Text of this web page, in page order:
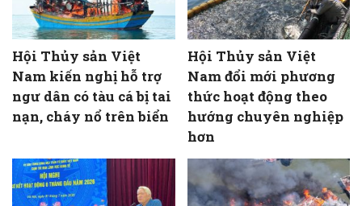
Hội Thủy sản Việt
Nam kiến nghị hỗ trợ
ngư dân có tàu cá bị tai
nạn, cháy nổ trên biển
Hội Thủy sản Việt
Nam đổi mới phương
thức hoạt động theo
hướng chuyên nghiệp
hơn